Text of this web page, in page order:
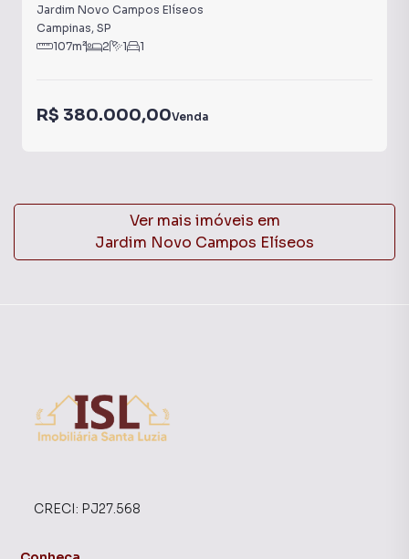
Jardim Novo Campos Elíseos
Campinas, SP
107m² 2 1 1
R$ 380.000,00Venda
Ver mais imóveis em
Jardim Novo Campos Elíseos
CRECI: PJ27.568